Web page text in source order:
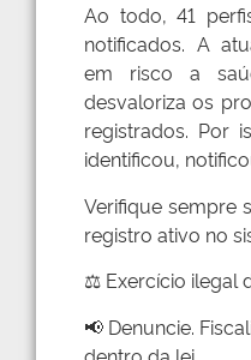
Ao todo, 41
notificados. A
em risco a
desvaloriza os
registrados. Por
identificou,
Verifique sempre
registro ativo no
⚖️ Exercício ilegal
📢 Denuncie.